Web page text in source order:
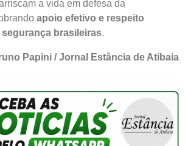
a vida em defesa da
apoio efetivo e respeito
brasileiras.
Papini / Jornal Estância de Atibaia